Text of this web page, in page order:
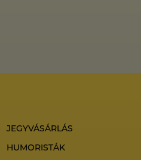
JEGYVÁSÁRLÁS
HUMORISTÁK